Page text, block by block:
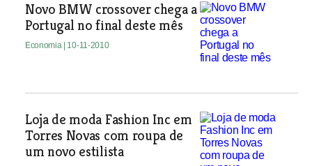
Novo BMW crossover chega a
Portugal no final deste mês
Economia | 10-11-2010
Loja de moda Fashion Inc em
Torres Novas com roupa de
um novo estilista